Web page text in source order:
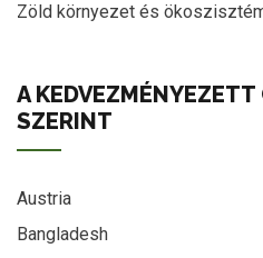
Zöld környezet és
A KEDVEZMÉNYEZETT
SZERINT
Austria
Bangladesh